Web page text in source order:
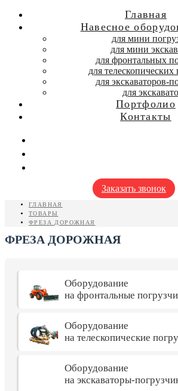
Главная
Навесное
для мини
для мини
для фронтальных
для телескопических
для экскаваторов-
для
Портфолио
Контакты
Заказать звонок
ГЛАВНАЯ
ТОВАРЫ
ФРЕЗА ДОРОЖНАЯ
ФРЕЗА ДОРОЖНАЯ
Оборудование
на фронтальные
Оборудование
на телескопические
Оборудование
на экскаваторы-